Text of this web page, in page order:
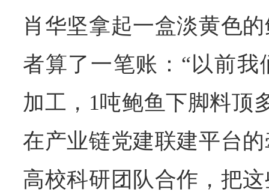
肖华坚拿起一盒淡黄色
者算了一笔账：“以前
加工，1吨鲍鱼下脚料顶
在产业链党建联建平台
高校科研团队合作，把